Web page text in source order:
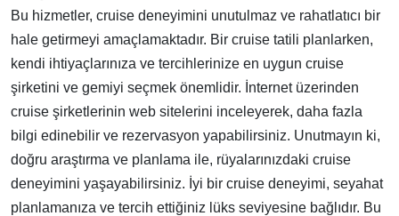
Bu hizmetler, cruise deneyimini unutulmaz ve rahatlatıcı bir
hale getirmeyi amaçlamaktadır. Bir cruise tatili planlarken,
kendi ihtiyaçlarınıza ve tercihlerinize en uygun cruise
şirketini ve gemiyi seçmek önemlidir. İnternet üzerinden
cruise şirketlerinin web sitelerini inceleyerek, daha fazla
bilgi edinebilir ve rezervasyon yapabilirsiniz. Unutmayın ki,
doğru araştırma ve planlama ile, rüyalarınızdaki cruise
deneyimini yaşayabilirsiniz. İyi bir cruise deneyimi, seyahat
planlamanıza ve tercih ettiğiniz lüks seviyesine bağlıdır. Bu